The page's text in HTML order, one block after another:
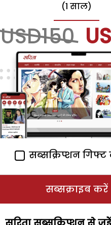
(1 साल)
USD150
सब्सक्रिप्शन
सब्सक्राइब करें